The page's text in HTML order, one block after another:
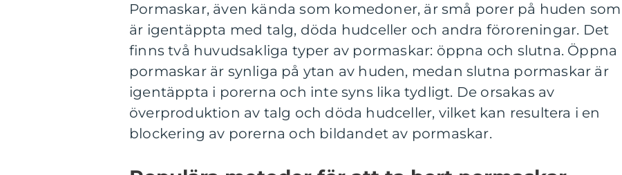
Pormaskar, även kända som komedoner, är små porer på huden som
är igentäppta med talg, döda hudceller och andra föroreningar. Det
finns två huvudsakliga typer av pormaskar: öppna och slutna. Öppna
pormaskar är synliga på ytan av huden, medan slutna pormaskar är
igentäppta i porerna och inte syns lika tydligt. De orsakas av
överproduktion av talg och döda hudceller, vilket kan resultera i en
blockering av porerna och bildandet av pormaskar.